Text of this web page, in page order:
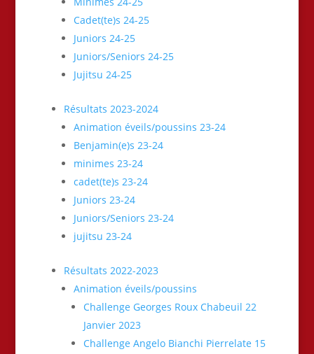
Cadet(te)s 24-25
Juniors 24-25
Juniors/Seniors 24-25
Jujitsu 24-25
Résultats 2023-2024
Animation éveils/poussins 23-24
Benjamin(e)s 23-24
minimes 23-24
cadet(te)s 23-24
Juniors 23-24
Juniors/Seniors 23-24
jujitsu 23-24
Résultats 2022-2023
Animation éveils/poussins
Challenge Georges Roux Chabeuil 22
Janvier 2023
Challenge Angelo Bianchi Pierrelate 15